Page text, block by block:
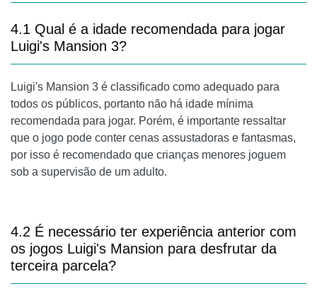
4.1 Qual é a idade recomendada para jogar
Luigi's Mansion 3?
Luigi's Mansion 3 é classificado como adequado para
todos os públicos, portanto não há idade mínima
recomendada para jogar. Porém, é importante ressaltar
que o jogo pode conter cenas assustadoras e fantasmas,
por isso é recomendado que crianças menores joguem
sob a supervisão de um adulto.
4.2 É necessário ter experiência anterior com
os jogos Luigi's Mansion para desfrutar da
terceira parcela?